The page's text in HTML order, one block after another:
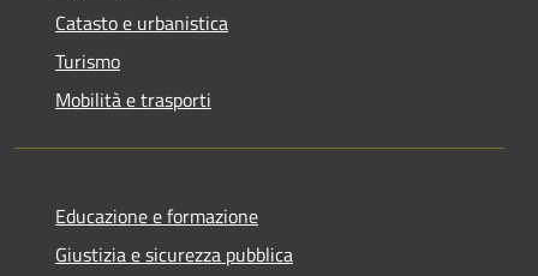
Catasto e urbanistica
Turismo
Mobilità e trasporti
Educazione e formazione
Giustizia e sicurezza pubblica